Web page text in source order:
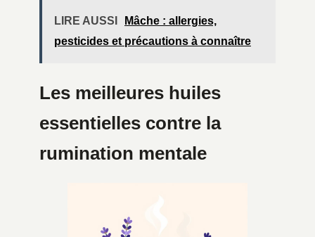
LIRE AUSSI
Mâche : allergies,
pesticides et précautions à connaître
Les meilleures huiles
essentielles contre la
rumination mentale